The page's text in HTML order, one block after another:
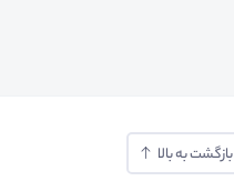
بازگشت به بالا